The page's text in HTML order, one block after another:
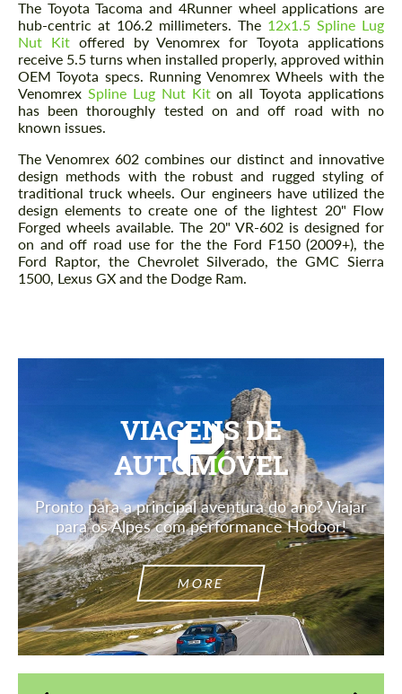
The Toyota Tacoma and 4Runner wheel applications are
hub-centric at 106.2 millimeters. The 12x1.5 Spline Lug
Nut Kitoffered by Venomrex for Toyota applications
receive 5.5 turns when installed properly, approved within
OEM Toyota specs. Running Venomrex Wheels with the
Venomrex Spline Lug Nut Kiton all Toyota applications
has been thoroughly tested on and off road with no
known issues.
The Venomrex 602 combines our distinct and innovative
design methods with the robust and rugged styling of
traditional truck wheels. Our engineers have utilized the
design elements to create one of the lightest 20" Flow
Forged wheels available. The 20" VR-602 is designed for
on and off road use for the the Ford F150 (2009+), the
Ford Raptor, the Chevrolet Silverado, the GMC Sierra
1500, Lexus GX and the Dodge Ram.
VIAGENS DE
AUTOMÓVEL
Pronto para a principal aventura do ano? Viajar
para os Alpes com performance Hodoor!
MORE